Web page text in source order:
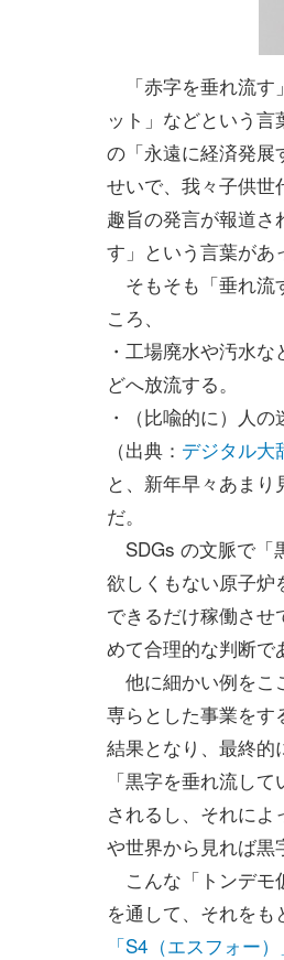
「赤字を垂れ流す
ット」などという
の「永遠に経済発展
せいで、我々子供世
趣旨の発言が報道
す」という言葉があ
そもそも「垂れ流
ころ、
・工場廃水や汚水
どへ放流する。
・（比喩的に）人
（出典： デジタル大
と、新年早々あま
だ。
SDGs の文脈で「
欲しくもない原子炉
できるだけ稼働さ
めて合理的な判断で
他に細かい例をこ
専らとした事業をす
結果となり、最終的
「黒字を垂れ流し
されるし、それに
や世界から見れば黒
こんな「トンデモ
を通して、それをも
「S4（エスフォー）